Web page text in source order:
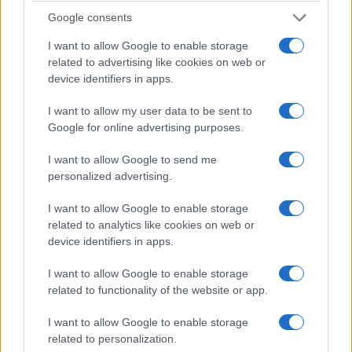
Google consents
I want to allow Google to enable storage
related to advertising like cookies on web or
device identifiers in apps.
I want to allow my user data to be sent to
Google for online advertising purposes.
I want to allow Google to send me
personalized advertising.
I want to allow Google to enable storage
related to analytics like cookies on web or
device identifiers in apps.
I want to allow Google to enable storage
related to functionality of the website or app.
I want to allow Google to enable storage
related to personalization.
πετρελαιοκινητήρα V6
Η ισχυρότερη
δεύτερη 180 kW(245 ίππους)και 500 Nm. Ο κινητήρας
συνδυάζεται με
τεχνολογία MHEV plus